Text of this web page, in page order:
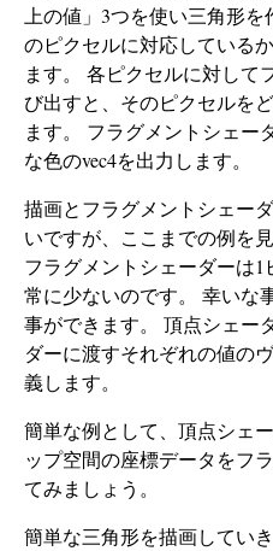
上の値」3つを使い三角形
のピクセルに対応している
ます。 各ピクセルに対して
び出すと、そのピクセルを
ます。 フラグメントシェー
な色のvec4を出力します。
描画とフラグメントシェー
いですが、ここまでの例を
フラグメントシェーダーは
常に少ないのです。 幸いな
事ができます。 頂点シェー
ダーに渡すそれぞれの値の
義します。
簡単な例として、頂点シェ
ップ空間の座標データをフ
てみましょう。
簡単な三角形を描画してい